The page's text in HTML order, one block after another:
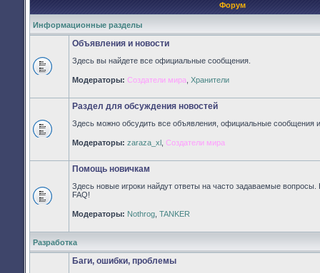
Форум
Информационные разделы
Нет
непрочитанных
Объявления и новости
Здесь вы найдете все официальные сообщения.
Модераторы: Создатели мира Хранители
Нет
непрочитанных
Раздел для обсуждения новостей
Здесь можно обсудить все объявления, официальные сообщения и
Модераторы: zaraza_xl Создатели мира
непрочитанных
Помощь новичкам
Здесь новые игроки найдут ответы на часто задаваемые вопросы.
FAQ!
Модераторы: Nothrog TANKER
Разработка
Баги, ошибки, проблемы